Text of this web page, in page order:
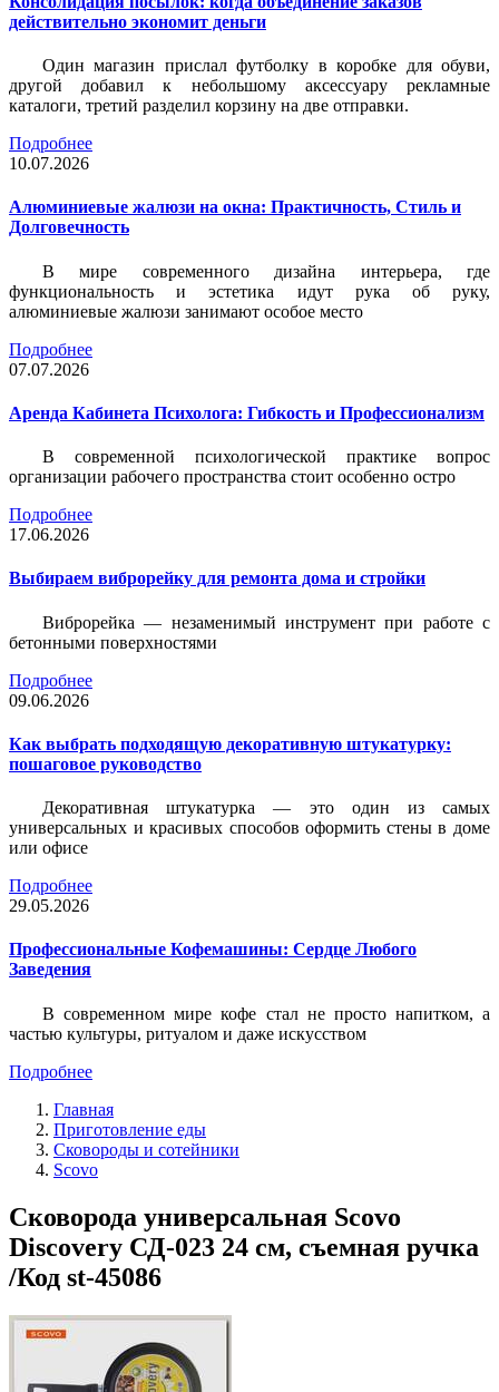
действительно экономит деньги
Один магазин прислал футболку в коробке для обуви,
другой добавил к небольшому аксессуару рекламные
каталоги, третий разделил корзину на две отправки.
Подробнее
10.07.2026
Алюминиевые жалюзи на окна: Практичность, Стиль и
Долговечность
В мире современного дизайна интерьера, где
функциональность и эстетика идут рука об руку,
алюминиевые жалюзи занимают особое место
Подробнее
07.07.2026
Аренда Кабинета Психолога: Гибкость и Профессионализм
В современной психологической практике вопрос
организации рабочего пространства стоит особенно остро
Подробнее
17.06.2026
Выбираем виброрейку для ремонта дома и стройки
Виброрейка — незаменимый инструмент при работе с
бетонными поверхностями
Подробнее
09.06.2026
Как выбрать подходящую декоративную штукатурку:
пошаговое руководство
Декоративная штукатурка — это один из самых
универсальных и красивых способов оформить стены в доме
или офисе
Подробнее
29.05.2026
Профессиональные Кофемашины: Сердце Любого
Заведения
В современном мире кофе стал не просто напитком, а
частью культуры, ритуалом и даже искусством
Подробнее
Главная
Приготовление еды
Сковороды и сотейники
Scovo
Сковорода универсальная Scovo
Discovery СД-023 24 см, съемная ручка
/Код st-45086